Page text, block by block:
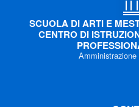
SCUOLA DI ARTI E
CENTRO DI
Amministrazione